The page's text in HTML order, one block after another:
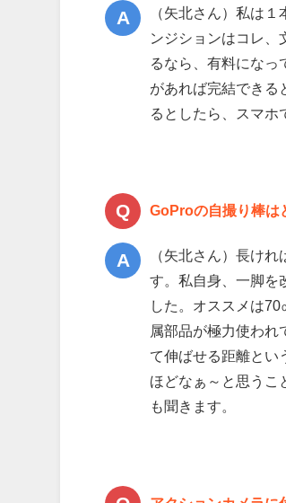
（矢北さん）私は
ンジションはコレ、
るなら、有料になっ
があれば完結できる
るとしたら、スマホ
GoProの自撮り棒は
（矢北さん）長け
す。私自身、一脚を
した。オススメは
属部品が極力使われ
て伸ばせる距離とい
ほどなぁ～と思うこ
も聞きます。